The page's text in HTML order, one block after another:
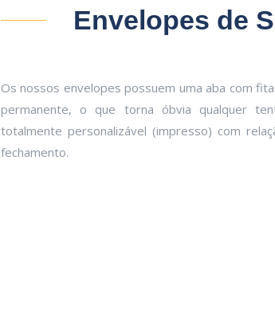
Envelopes de
Os nossos envelopes possuem uma aba com
permanente, o que torna óbvia qualquer
totalmente personalizável (impresso) com
fechamento.